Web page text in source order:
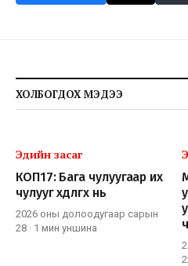
ХОЛБОГДОХ МЭДЭЭ
Эдийн засаг
КОП17: Бага чулуугаар их
чулууг хөдөлгөх нь
2026 оны долоодугаар сарын
28 · 1 мин уншина